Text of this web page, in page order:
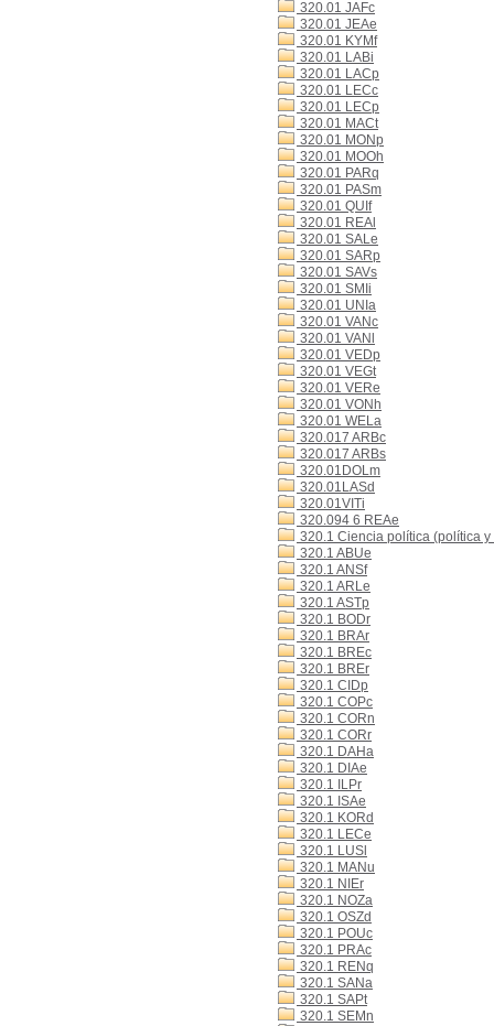
320.01 JAFc
320.01 JEAe
320.01 KYMf
320.01 LABi
320.01 LACp
320.01 LECc
320.01 LECp
320.01 MACt
320.01 MONp
320.01 MOOh
320.01 PARq
320.01 PASm
320.01 QUIf
320.01 REAl
320.01 SALe
320.01 SARp
320.01 SAVs
320.01 SMIi
320.01 UNIa
320.01 VANc
320.01 VANl
320.01 VEDp
320.01 VEGt
320.01 VERe
320.01 VONh
320.01 WELa
320.017 ARBc
320.017 ARBs
320.01DOLm
320.01LASd
320.01VITi
320.094 6 REAe
320.1 Ciencia política (política
320.1 ABUe
320.1 ANSf
320.1 ARLe
320.1 ASTp
320.1 BODr
320.1 BRAr
320.1 BREc
320.1 BREr
320.1 CIDp
320.1 COPc
320.1 CORn
320.1 CORr
320.1 DAHa
320.1 DIAe
320.1 ILPr
320.1 ISAe
320.1 KORd
320.1 LECe
320.1 LUSl
320.1 MANu
320.1 NIEr
320.1 NOZa
320.1 OSZd
320.1 POUc
320.1 PRAc
320.1 RENq
320.1 SANa
320.1 SAPt
320.1 SEMn